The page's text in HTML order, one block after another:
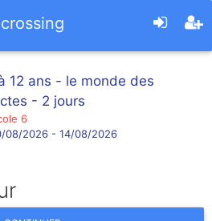
12 ans - le monde des
- 2 jours
6
08/2026 - 14/08/2026